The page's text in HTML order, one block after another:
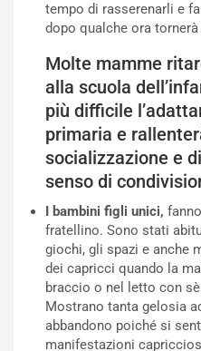
tempo di rasserenarli e
dopo qualche ora
Molte mamme
alla scuola
più difficile
primaria e
socializzazione e
senso di
I bambini figli unici,
fratellino. Sono stati
giochi, gli spazi e anche
dei capricci quando la
braccio o nel letto con
Mostrano tanta gelosia
abbandono poiché si
manifestazioni